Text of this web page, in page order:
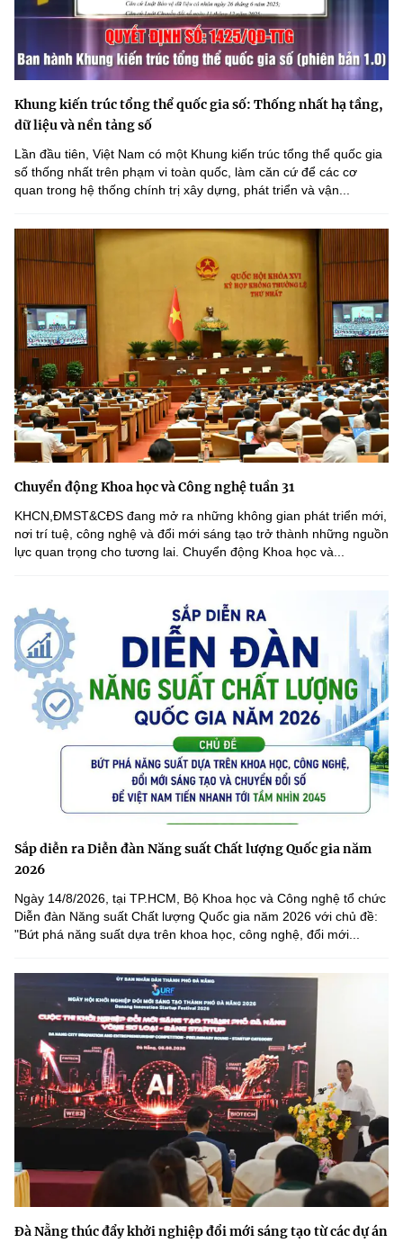
Khung kiến trúc tổng thể quốc gia số: Thống nhất hạ tầng,
dữ liệu và nền tảng số
Lần đầu tiên, Việt Nam có một Khung kiến trúc tổng thể quốc gia
số thống nhất trên phạm vi toàn quốc, làm căn cứ để các cơ
quan trong hệ thống chính trị xây dựng, phát triển và vận...
Chuyển động Khoa học và Công nghệ tuần 31
KHCN,ĐMST&CĐS đang mở ra những không gian phát triển mới,
nơi trí tuệ, công nghệ và đổi mới sáng tạo trở thành những nguồn
lực quan trọng cho tương lai. Chuyển động Khoa học và...
Sắp diễn ra Diễn đàn Năng suất Chất lượng Quốc gia năm
2026
Ngày 14/8/2026, tại TP.HCM, Bộ Khoa học và Công nghệ tổ chức
Diễn đàn Năng suất Chất lượng Quốc gia năm 2026 với chủ đề:
"Bứt phá năng suất dựa trên khoa học, công nghệ, đổi mới...
Đà Nẵng thúc đẩy khởi nghiệp đổi mới sáng tạo từ các dự án